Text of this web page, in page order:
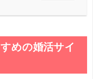
めの婚活サイ